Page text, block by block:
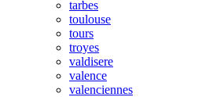
tarbes
toulouse
tours
troyes
valdisere
valence
valenciennes